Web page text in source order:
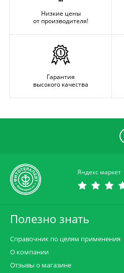
Низкие цены
от производителя!
Гарантия
высокого качества
Яндекс маркет
Полезно знать
Справочник по целям применения
О компании
Отзывы о магазине